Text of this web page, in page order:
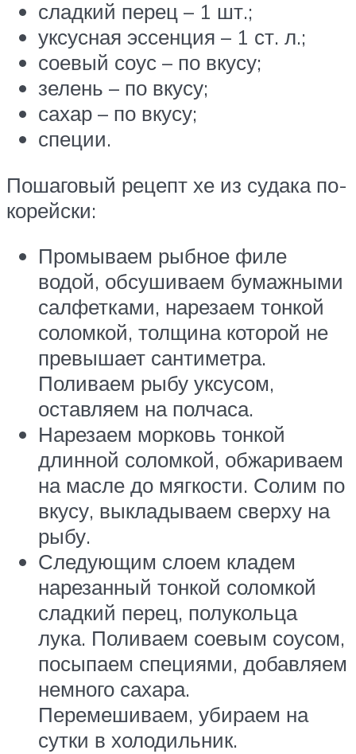
сладкий перец – 1 шт.;
уксусная эссенция – 1 ст. л.;
соевый соус – по вкусу;
зелень – по вкусу;
сахар – по вкусу;
специи.
Пошаговый рецепт хе из судака по-
корейски:
Промываем рыбное филе
водой, обсушиваем бумажными
салфетками, нарезаем тонкой
соломкой, толщина которой не
превышает сантиметра.
Поливаем рыбу уксусом,
оставляем на полчаса.
Нарезаем морковь тонкой
длинной соломкой, обжариваем
на масле до мягкости. Солим по
вкусу, выкладываем сверху на
рыбу.
Следующим слоем кладем
нарезанный тонкой соломкой
сладкий перец, полукольца
лука. Поливаем соевым соусом,
посыпаем специями, добавляем
немного сахара.
Перемешиваем, убираем на
сутки в холодильник.